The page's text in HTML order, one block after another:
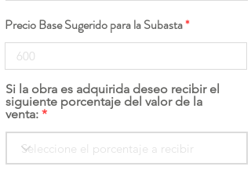
Precio Base Sugerido para la Subasta
Si la obra es adquirida deseo recibir el
siguiente porcentaje del valor de la
venta: